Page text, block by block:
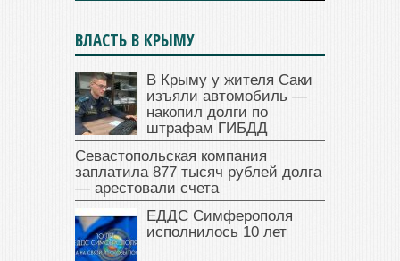
ВЛАСТЬ В КРЫМУ
В Крыму у жителя Саки
изъяли автомобиль —
накопил долги по
штрафам ГИБДД
Севастопольская компания
заплатила 877 тысяч рублей долга
— арестовали счета
ЕДДС Симферополя
исполнилось 10 лет